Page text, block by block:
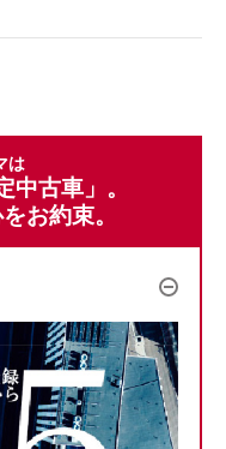
は
中古車」。
お約束。